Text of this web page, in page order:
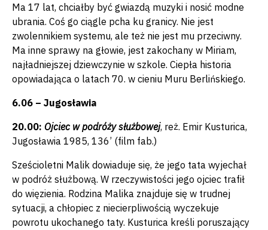
Ma 17 lat, chciałby być gwiazdą muzyki i nosić modne
ubrania. Coś go ciągle pcha ku granicy. Nie jest
zwolennikiem systemu, ale też nie jest mu przeciwny.
Ma inne sprawy na głowie, jest zakochany w Miriam,
najładniejszej dziewczynie w szkole. Ciepła historia
opowiadająca o latach 70. w cieniu Muru Berlińskiego.
6.06 – Jugosławia
20.00: Ojciec w podróży służbowej, reż. Emir Kusturica,
Jugosławia 1985, 136’ (film fab.)
Sześcioletni Malik dowiaduje się, że jego tata wyjechał
w podróż służbową. W rzeczywistości jego ojciec trafił
do więzienia. Rodzina Malika znajduje się w trudnej
sytuacji, a chłopiec z niecierpliwością wyczekuje
powrotu ukochanego taty. Kusturica kreśli poruszający